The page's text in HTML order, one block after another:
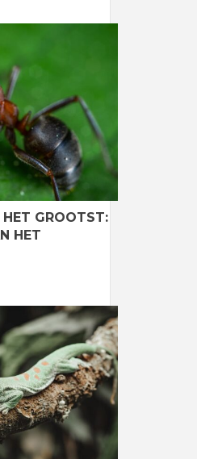
GROOTST:
HET